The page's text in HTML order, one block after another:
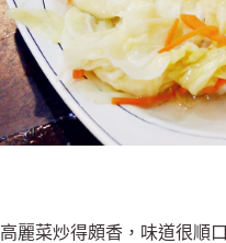
高麗菜炒得頗香，味道很順口